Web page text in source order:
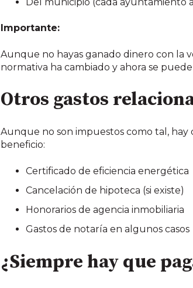
Importante:
Aunque no hayas ganado dinero con la
normativa ha cambiado y ahora se
Otros gastos
Aunque no son impuestos como tal,
beneficio:
Certificado de eficiencia energética
Cancelación de hipoteca (si existe)
Honorarios de agencia inmobiliaria
Gastos de notaría en algunos casos
¿Siempre hay que